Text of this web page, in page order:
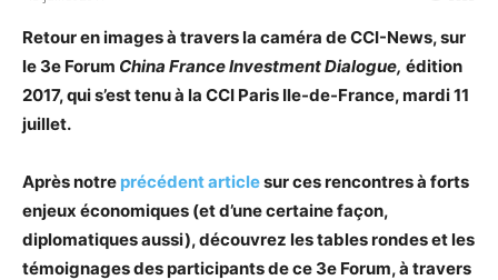
Retour en images à travers la caméra de CCI-News, sur
le 3e Forum China France Investment Dialogue, édition
2017, qui s’est tenu à la CCI Paris Ile-de-France, mardi 11
juillet.
Après notre précédent articlesur ces rencontres à forts
enjeux économiques (et d’une certaine façon,
diplomatiques aussi), découvrez les tables rondes et les
témoignages des participants de ce 3e Forum, à travers